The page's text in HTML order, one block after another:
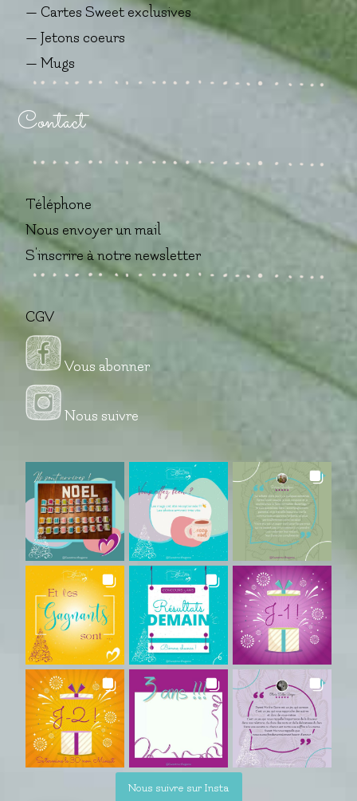
— Cartes Sweet exclusives
— Jetons coeurs
— Mugs
Contact
Téléphone
Nous envoyer un mail
S'inscrire à notre newsletter
CGV
Vous abonner
Nous suivre
Nous suivre sur Insta